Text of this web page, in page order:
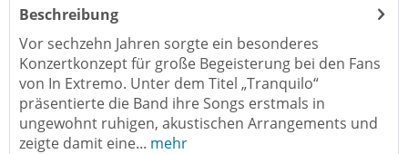
Beschreibung
Vor sechzehn Jahren sorgte ein besonderes
Konzertkonzept für große Begeisterung bei den Fans
von In Extremo. Unter dem Titel „Tranquilo“
präsentierte die Band ihre Songs erstmals in
ungewohnt ruhigen, akustischen Arrangements und
zeigte damit eine... mehr